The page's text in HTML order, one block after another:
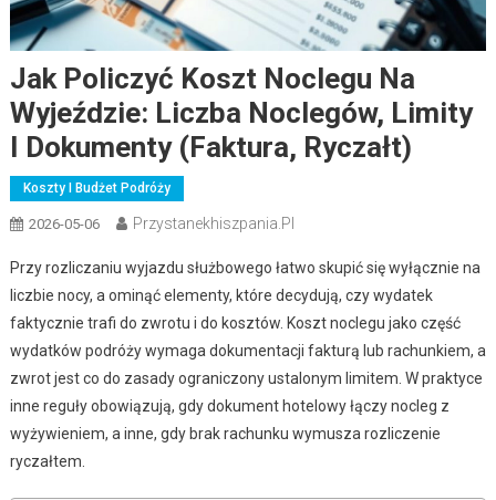
Jak Policzyć Koszt Noclegu Na
Wyjeździe: Liczba Noclegów, Limity
I Dokumenty (faktura, Ryczałt)
Koszty I Budżet Podróży
2026-05-06 Przystanekhiszpania.pl
Przy rozliczaniu wyjazdu służbowego łatwo skupić się wyłącznie na
liczbie nocy, a ominąć elementy, które decydują, czy wydatek
faktycznie trafi do zwrotu i do kosztów. Koszt noclegu jako część
wydatków podróży wymaga dokumentacji fakturą lub rachunkiem, a
zwrot jest co do zasady ograniczony ustalonym limitem. W praktyce
inne reguły obowiązują, gdy dokument hotelowy łączy nocleg z
wyżywieniem, a inne, gdy brak rachunku wymusza rozliczenie
ryczałtem.